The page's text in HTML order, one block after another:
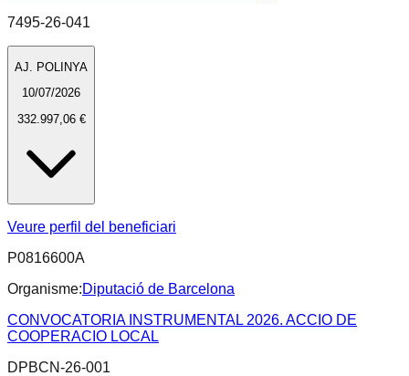
7495-26-041
AJ. POLINYA
10/07/2026
332.997,06 €
Veure perfil del beneficiari
P0816600A
Organisme:Diputació de Barcelona
CONVOCATORIA INSTRUMENTAL 2026. ACCIO DE
COOPERACIO LOCAL
DPBCN-26-001